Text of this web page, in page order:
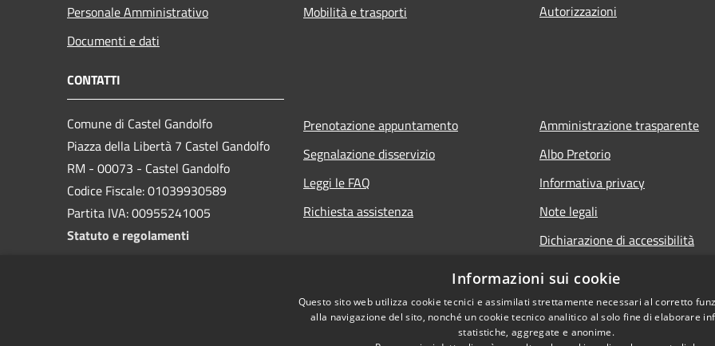
Personale Amministrativo
Documenti e dati
Mobilità e trasporti
Autorizzazioni
CONTATTI
Comune di Castel Gandolfo
Piazza della Libertà 7 Castel Gandolfo
RM - 00073 - Castel Gandolfo
Codice Fiscale: 01039930589
Partita IVA: 00955241005
Statuto e regolamenti
Prenotazione appuntamento
Segnalazione disservizio
Leggi le FAQ
Richiesta assistenza
Amministrazione trasparente
Albo Pretorio
Informativa privacy
Note legali
Dichiarazione di accessibilità
Informazioni sui cookie
Questo sito web utilizza cookie tecnici e assimilati strettamente necessari al corretto
alla navigazione del sito, nonché un cookie tecnico analitico al solo fine di elaborare
statistiche, aggregate e anonime.